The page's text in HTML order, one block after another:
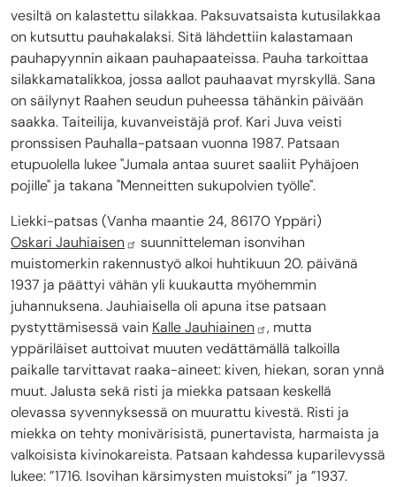
vesiltä on kalastettu silakkaa. Paksuvatsaista kutusilakkaa
on kutsuttu pauhakalaksi. Sitä lähdettiin kalastamaan
pauhapyynnin aikaan pauhapaateissa. Pauha tarkoittaa
silakkamatalikkoa, jossa aallot pauhaavat myrskyllä. Sana
on säilynyt Raahen seudun puheessa tähänkin päivään
saakka. Taiteilija, kuvanveistäjä prof. Kari Juva veisti
pronssisen Pauhalla-patsaan vuonna 1987. Patsaan
etupuolella lukee "Jumala antaa suuret saaliit Pyhäjoen
pojille" ja takana "Menneitten sukupolvien työlle".
Liekki-patsas (Vanha maantie 24, 86170 Yppäri)
Oskari Jauhiaisen
suunnitteleman isonvihan
muistomerkin rakennustyö alkoi huhtikuun 20. päivänä
1937 ja päättyi vähän yli kuukautta myöhemmin
juhannuksena. Jauhiaisella oli apuna itse patsaan
pystyttämisessä vain Kalle Jauhiainen
, mutta
yppäriläiset auttoivat muuten vedättämällä talkoilla
paikalle tarvittavat raaka-aineet: kiven, hiekan, soran ynnä
muut. Jalusta sekä risti ja miekka patsaan keskellä
olevassa syvennyksessä on muurattu kivestä. Risti ja
miekka on tehty monivärisistä, punertavista, harmaista ja
valkoisista kivinokareista. Patsaan kahdessa kuparilevyssä
lukee: ”1716. Isovihan kärsimysten muistoksi” ja ”1937.